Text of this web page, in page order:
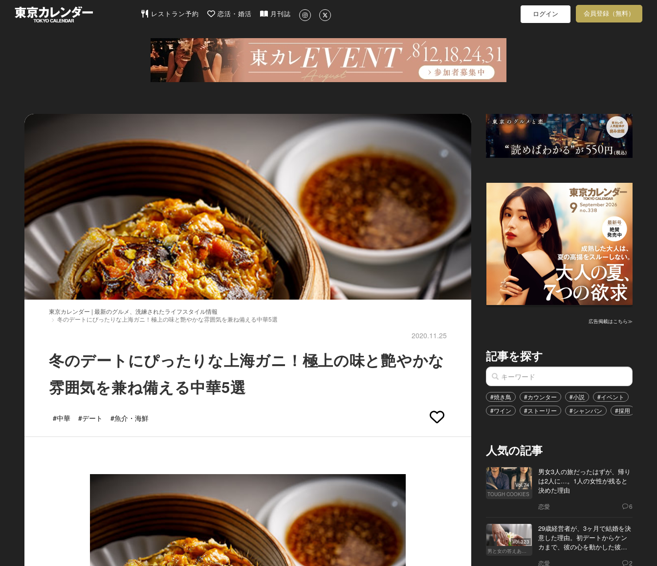
東京カレンダー | 最新のグルメ、洗練されたライフスタイル情報
レストラン予約 恋活・婚活 月刊誌 ログイン 会員登録（無料）
東京カレンダー | 最新のグルメ、洗練されたライフスタイル情報
冬のデートにぴったりな上海ガニ！極上の味と艶やかな雰囲気を兼ね備える中華5選
2020.11.25
冬のデートにぴったりな上海ガニ！極上の味と艶やかな
雰囲気を兼ね備える中華5選
#中華 #デート #魚介・海鮮
広告掲載はこちら≫
記事を探す
#焼き鳥 #カウンター #小説 #イベント
#ワイン
#ストーリー #シャンパン #採用
人気の記事
Vol.74
TOUGH COOKIES
男女3人の旅だったはずが、帰り
は2人に…。1人の女性が残ると
決めた理由
恋愛 6
Vol.323
男と女の答えあわせ【Q】
29歳経営者が、3ヶ月で結婚を決
意した理由。初デートからケン
カまで、彼の心を動かした彼女
恋愛 2